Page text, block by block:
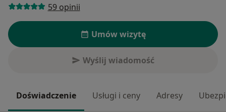
59 opinii
Umów wizytę
Wyślij wiadomość
Doświadczenie Usługi i ceny Adresy